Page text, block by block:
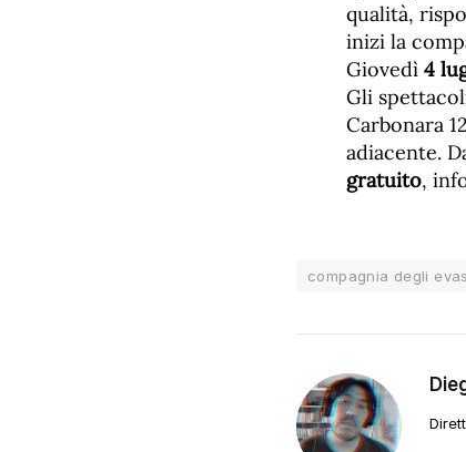
qualità,
inizi la
Giovedì 4
Gli
Carbonara
adiacente.
gratuito,
compagnia degli